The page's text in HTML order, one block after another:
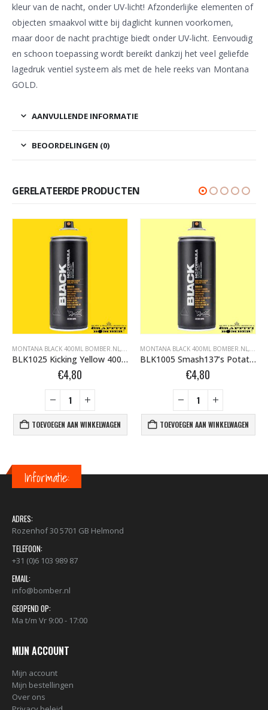
kleur van de nacht, onder UV-licht! Afzonderlijke elementen of
objecten smaakvol witte bij daglicht kunnen voorkomen,
maar door de nacht prachtige biedt onder UV-licht. Eenvoudig
en schoon toepassing wordt bereikt dankzij het veel geliefde
lagedruk ventiel systeem als met de hele reeks van Montana
GOLD.
AANVULLENDE INFORMATIE
BEOORDELINGEN (0)
GERELATEERDE PRODUCTEN
SPUITBUSSEN
BLACK BOMBER.NL ,MONTANA GRAFFITI SPUITBUSSEN
MONTANA BLACK 400ML BOMBER.NL , MONTANA BLACK BOMBER.NL ,MONTANA
BLK1025 Kicking Yellow 400ml 263460
€4,80
TOEVOEGEN AAN WINKELWAGEN
MONTANA BLACK 400ML BOMBER.NL ,
BLK1005 Smash137’s Potatoes 400ml 289941
€4,80
TOEVOEGEN AAN WINKELWAGEN
Informatie:
ADRES:
Rozenhof 30 5701 GB Helmond
TELEFOON:
+31 (0)6 103 989 87
EMAIL:
info@bomber.nl
GEOPEND OP:
Ma t/m Vr 9:00 - 17:00
MIJN ACCOUNT
Mijn account
Mijn bestellingen
Over ons